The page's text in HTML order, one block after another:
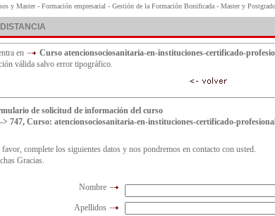
y Master - Formación empresarial - Gestión de la Formación Bonificada - Master y
en Curso atencionsociosanitaria-en-instituciones-certificado-
válida salvo error tipográfico.
de solicitud de información del curso
747, Curso: atencionsociosanitaria-en-instituciones-certificado-
favor, complete los siguientes datos y nos pondremos en contacto con usted.
Gracias.
Nombre
Apellidos